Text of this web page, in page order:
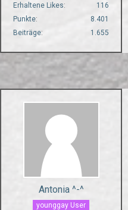
Erhaltene Likes
116
Punkte
8.401
Beiträge
1.655
Antonia ^-^
younggay User